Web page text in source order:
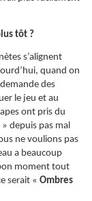
tôt ?
s’alignent
quand on
des
le jeu et au
ont pris du
» depuis pas mal
ne voulions pas
a beaucoup
moment tout
serait « Ombres